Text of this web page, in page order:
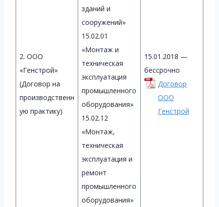
2. ООО
«Генстрой»
(Договор на
производственн
ую практику)
зданий и
сооружений»
15.02.01
«Монтаж и
техническая
эксплуатация
промышленного
оборудования»
15.02.12
«Монтаж,
техническая
эксплуатация и
ремонт
промышленного
оборудования»
15.01.2018 —
бессрочно
Договор
ООО
Генстрой